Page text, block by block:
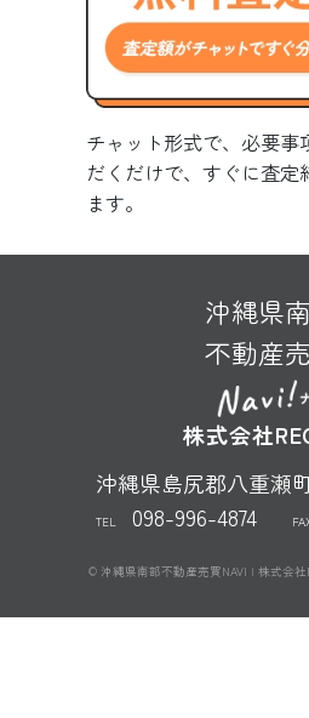
チャット形式で、必要事
だくだけで、すぐに査定
ます。
沖縄県
不動産
株式会社
沖縄県島尻郡八重瀬
TEL 098-996-4874
© 沖縄県南部不動産売買NAVI | 株式会社